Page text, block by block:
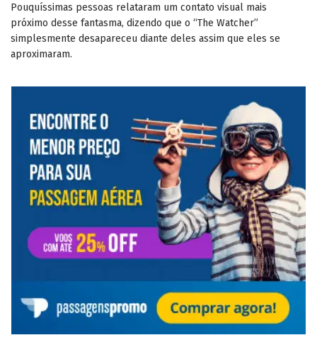
Pouquíssimas pessoas relataram um contato visual mais
próximo desse fantasma, dizendo que o “The Watcher”
simplesmente desapareceu diante deles assim que eles se
aproximaram.